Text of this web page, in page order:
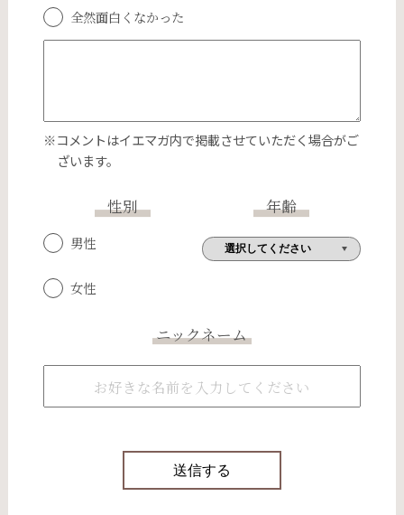
全然面白くなかった
※コメントはイエマガ内で掲載させていただく場合がご
ざいます。
性別
男性
女性
年齢
ニックネーム